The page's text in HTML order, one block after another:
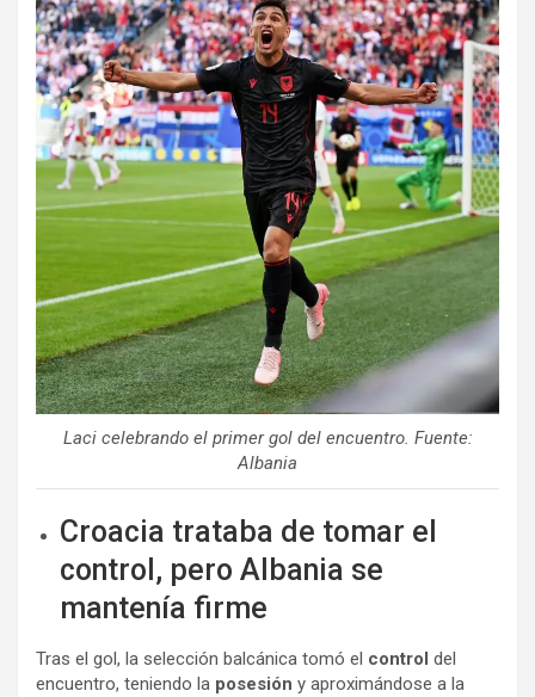
Laci celebrando el primer gol del encuentro. Fuente:
Albania
Croacia trataba de tomar el
control, pero Albania se
mantenía firme
Tras el gol, la selección balcánica tomó el control del
encuentro, teniendo la posesión y aproximándose a la